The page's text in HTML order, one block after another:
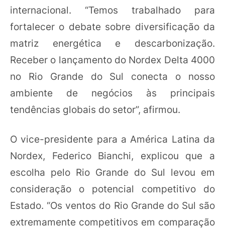
internacional. “Temos trabalhado para
fortalecer o debate sobre diversificação da
matriz energética e descarbonização.
Receber o lançamento do Nordex Delta 4000
no Rio Grande do Sul conecta o nosso
ambiente de negócios às principais
tendências globais do setor”, afirmou.
O vice-presidente para a América Latina da
Nordex, Federico Bianchi, explicou que a
escolha pelo Rio Grande do Sul levou em
consideração o potencial competitivo do
Estado. “Os ventos do Rio Grande do Sul são
extremamente competitivos em comparação